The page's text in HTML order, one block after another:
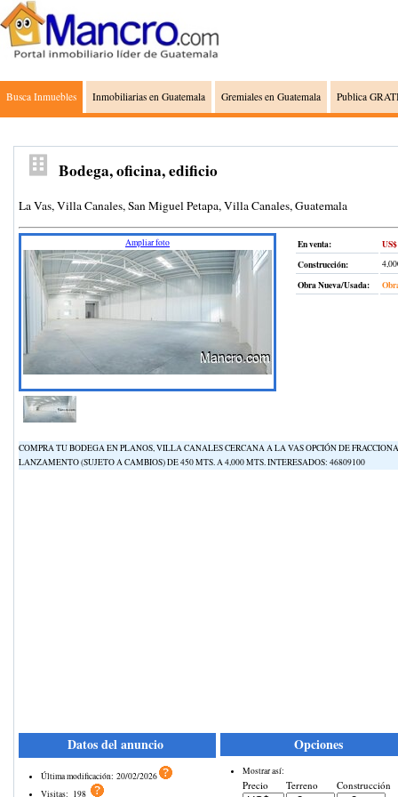
Busca Inmuebles Inmobiliarias en Guatemala Gremiales en Guatemala Publica
Bodega, oficina, edificio
La Vas, Villa Canales, San Miguel Petapa, Villa Canales, Guatemala
Ampliar foto En venta:
Construcción:
Obra Nueva/Usada:
COMPRA TU BODEGA EN PLANOS, VILLA CANALES CERCANA A LA VAS OPCIÓN DE
LANZAMENTO (SUJETO A CAMBIOS) DE 450 MTS. A 4,000 MTS. INTERESADOS: 46809100
Datos del anuncio
Última modificación: 20/02/2026
Visitas: 198
Opciones
Mostrar así:
Precio Terreno Construcción